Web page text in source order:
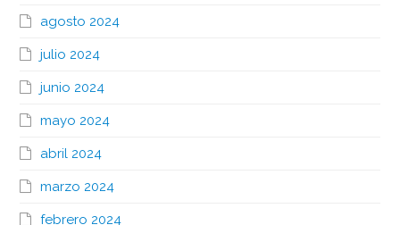
agosto 2024
julio 2024
junio 2024
mayo 2024
abril 2024
marzo 2024
febrero 2024